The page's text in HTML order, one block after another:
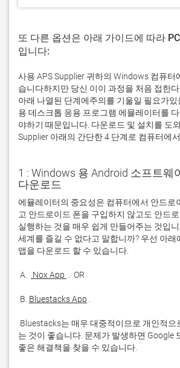
또 다른 옵션은 아래 가이드에 따라
입니다:
사용 APS Supplier 귀하의 Windows 컴퓨터
습니다하지만 당신 이이 과정을 처음 접한
아래 나열된 단계에주의를 기울일 필요가있
용 데스크톱 응용 프로그램 에뮬레이터를
야하기 때문입니다. 다운로드 및 설치를 도
Supplier 아래의 간단한 4 단계로 컴퓨터에
1 : Windows 용 Android 소프트웨
다운로드
에뮬레이터의 중요성은 컴퓨터에서 안드로
고 안드로이드 폰을 구입하지 않고도 안드
실행하는 것을 매우 쉽게 만들어주는 것입
세계를 즐길 수 없다고 말합니까? 우선 아래
A. Nox App
B. Bluestacks App
는 것이 좋습니다. 문제가 발생하면 Google
좋은 해결책을 찾을 수 있습니다.